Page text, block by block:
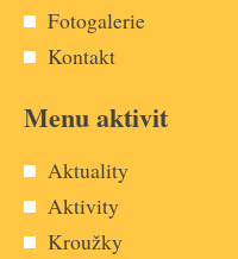
Fotogalerie
Kontakt
Menu aktivit
Aktuality
Aktivity
Kroužky